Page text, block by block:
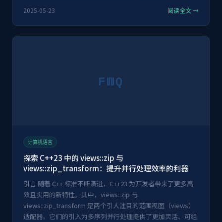
2025-05-23 阅读全文 →
FWQ
计算机语言
探索 C++23 中的 views::zip 与
views::zip_transform：提升并行处理效率的利器
引言 随着 C++ 标准不断演进，C++23 为开发者带来了更多高
效且实用的新特性。其中，views::zip 与
views::zip_transform 是两个引人注目的范围视图（views）
适配器，它们的引入为多序列并行处理提供了更加灵活、可组